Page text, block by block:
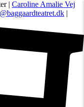
| Caroline Amalie Vej
|